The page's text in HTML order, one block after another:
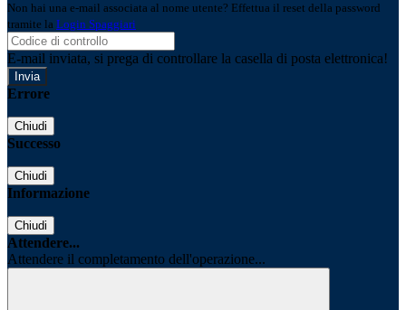
Non hai una e-mail associata al nome utente? Effettua il reset della password
tramite la Login Spaggiari
E-mail inviata, si prega di controllare la casella di posta elettronica!
Errore
Chiudi
Successo
Chiudi
Informazione
Chiudi
Attendere...
Attendere il completamento dell'operazione...